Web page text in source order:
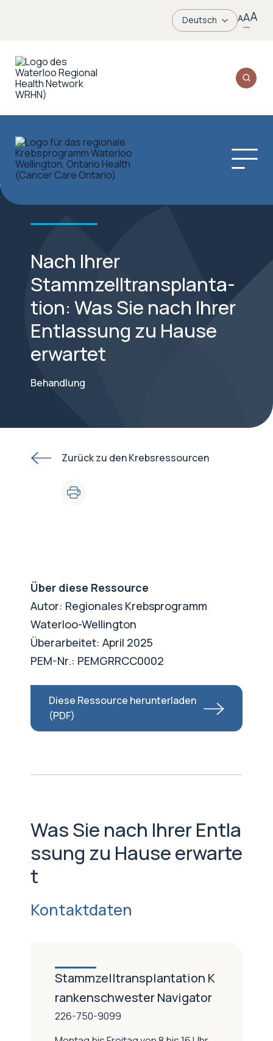
Deutsch AAA
Nach Ihrer
Stammzelltransplanta-
tion: Was Sie nach Ihrer
Entlassung zu Hause
erwartet
Behandlung
Zurück zu den Krebsressourcen
Über diese Ressource
Autor: Regionales Krebsprogramm
Waterloo-Wellington
Überarbeitet: April 2025
PEM-Nr.: PEMGRRCC0002
Diese Ressource herunterladen
(PDF)
Was Sie nach Ihrer Entla
ssung zu Hause erwarte
t
Kontaktdaten
Stammzelltransplantation K
rankenschwester Navigator
226-750-9099